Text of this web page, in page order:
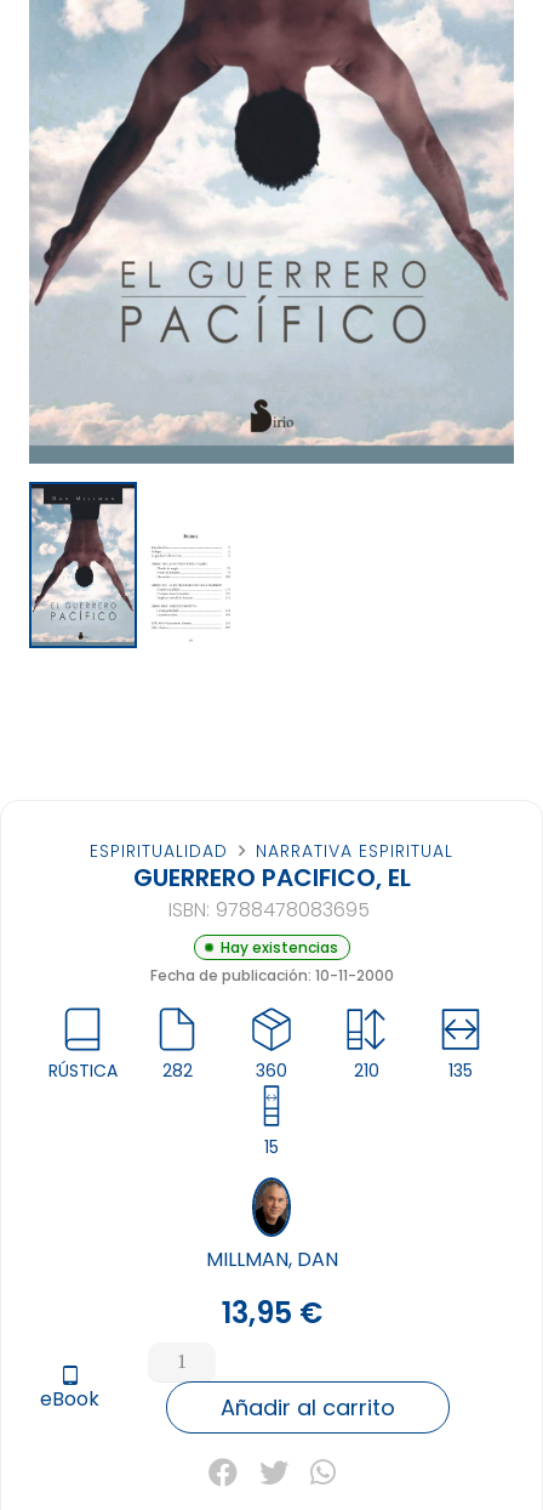
ESPIRITUALIDAD NARRATIVA ESPIRITUAL
GUERRERO PACIFICO, EL
ISBN: 9788478083695
Hay existencias
Fecha de publicación: 10-11-2000
RÚSTICA 282 360 210 135
15
MILLMAN, DAN
13,95 €
tablet_android
eBook
GUERRERO
PACIFICO,
cantidad
Añadir al carrito